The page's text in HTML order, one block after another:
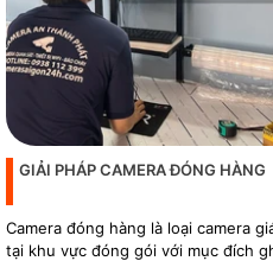
GIẢI PHÁP CAMERA ĐÓNG HÀNG
Camera đóng hàng là loại camera
tại khu vực đóng gói với mục đích